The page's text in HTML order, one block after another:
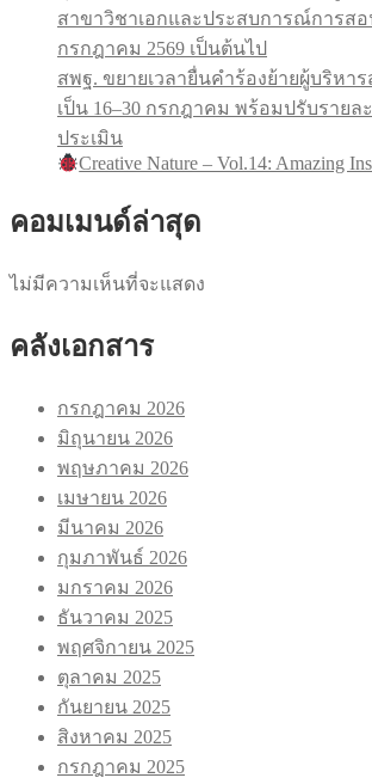
สาขาวิชาเอกและประสบการณ์การสอ
กรกฎาคม 2569 เป็นต้นไป
สพฐ. ขยายเวลายื่นคำร้องย้ายผู้บริหา
เป็น 16–30 กรกฎาคม พร้อมปรับรายล
ประเมิน
Creative Nature – Vol.14: Amazing
คอมเมนด์ล่าสุด
ไม่มีความเห็นที่จะแสดง
คลังเอกสาร
กรกฎาคม 2026
มิถุนายน 2026
พฤษภาคม 2026
เมษายน 2026
มีนาคม 2026
กุมภาพันธ์ 2026
มกราคม 2026
ธันวาคม 2025
พฤศจิกายน 2025
ตุลาคม 2025
กันยายน 2025
สิงหาคม 2025
กรกฎาคม 2025